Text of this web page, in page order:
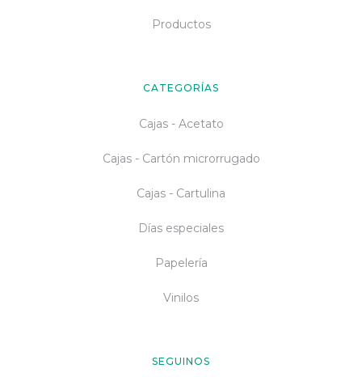
Productos
CATEGORÍAS
Cajas - Acetato
Cajas - Cartón microrrugado
Cajas - Cartulina
Días especiales
Papelería
Vinilos
SEGUINOS